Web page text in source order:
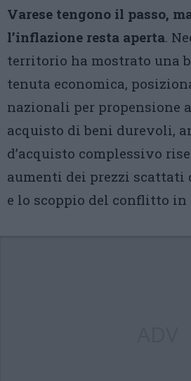
Varese tengono il passo,
l’inflazione resta aperta.
territorio ha mostrato una
tenuta economica,
nazionali per propensione
acquisto di beni durevoli,
d’acquisto complessivo
aumenti dei prezzi scattati
e lo scoppio del conflitto in